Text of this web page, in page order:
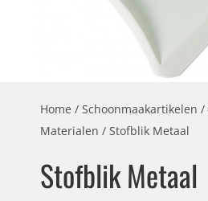
Home / Schoonmaakartikelen /
Materialen / Stofblik Metaal
Stofblik Metaal